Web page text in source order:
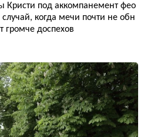
Кристи под аккомпанемент фео
когда мечи почти не обн
громче доспехов